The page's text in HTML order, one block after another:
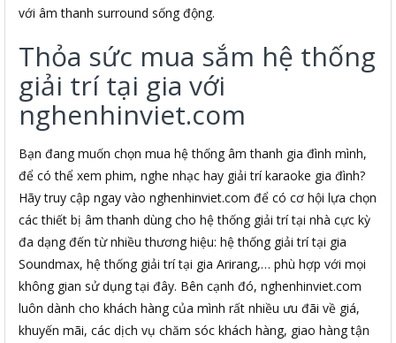
với âm thanh surround sống động.
Thỏa sức mua sắm hệ thống
giải trí tại gia với
nghenhinviet.com
Bạn đang muốn chọn mua hệ thống âm thanh gia đình mình,
để có thể xem phim, nghe nhạc hay giải trí karaoke gia đình?
Hãy truy cập ngay vào nghenhinviet.com để có cơ hội lựa chọn
các thiết bị âm thanh dùng cho hệ thống giải trí tại nhà cực kỳ
đa dạng đến từ nhiều thương hiệu: hệ thống giải trí tại gia
Soundmax, hệ thống giải trí tại gia Arirang,… phù hợp với mọi
không gian sử dụng tại đây. Bên cạnh đó, nghenhinviet.com
luôn dành cho khách hàng của mình rất nhiều ưu đãi về giá,
khuyến mãi, các dịch vụ chăm sóc khách hàng, giao hàng tận